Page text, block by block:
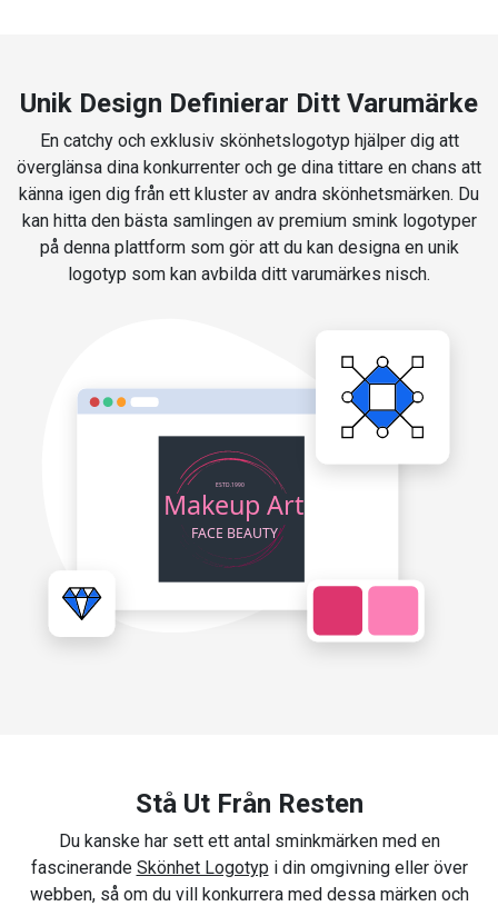
Unik Design Definierar Ditt Varumärke
En catchy och exklusiv skönhetslogotyp hjälper dig att
överglänsa dina konkurrenter och ge dina tittare en chans att
känna igen dig från ett kluster av andra skönhetsmärken. Du
kan hitta den bästa samlingen av premium smink logotyper
på denna plattform som gör att du kan designa en unik
logotyp som kan avbilda ditt varumärkes nisch.
Stå Ut Från Resten
Du kanske har sett ett antal sminkmärken med en
fascinerande Skönhet Logotyp i din omgivning eller över
webben, så om du vill konkurrera med dessa märken och